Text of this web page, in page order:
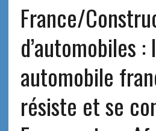
France/
d’automobiles :
automobile
résiste et se